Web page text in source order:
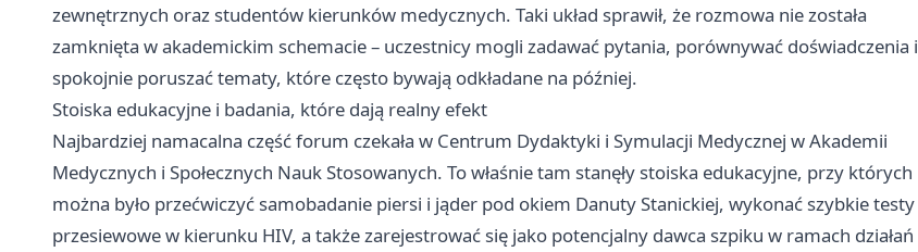
zewnętrznych oraz studentów kierunków medycznych. Taki układ sprawił, że rozmowa nie została
zamknięta w akademickim schemacie – uczestnicy mogli zadawać pytania, porównywać doświadczenia i
spokojnie poruszać tematy, które często bywają odkładane na później.
Stoiska edukacyjne i badania, które dają realny efekt
Najbardziej namacalna część forum czekała w Centrum Dydaktyki i Symulacji Medycznej w Akademii
Medycznych i Społecznych Nauk Stosowanych. To właśnie tam stanęły stoiska edukacyjne, przy których
można było przećwiczyć samobadanie piersi i jąder pod okiem Danuty Stanickiej, wykonać szybkie testy
przesiewowe w kierunku HIV, a także zarejestrować się jako potencjalny dawca szpiku w ramach działań